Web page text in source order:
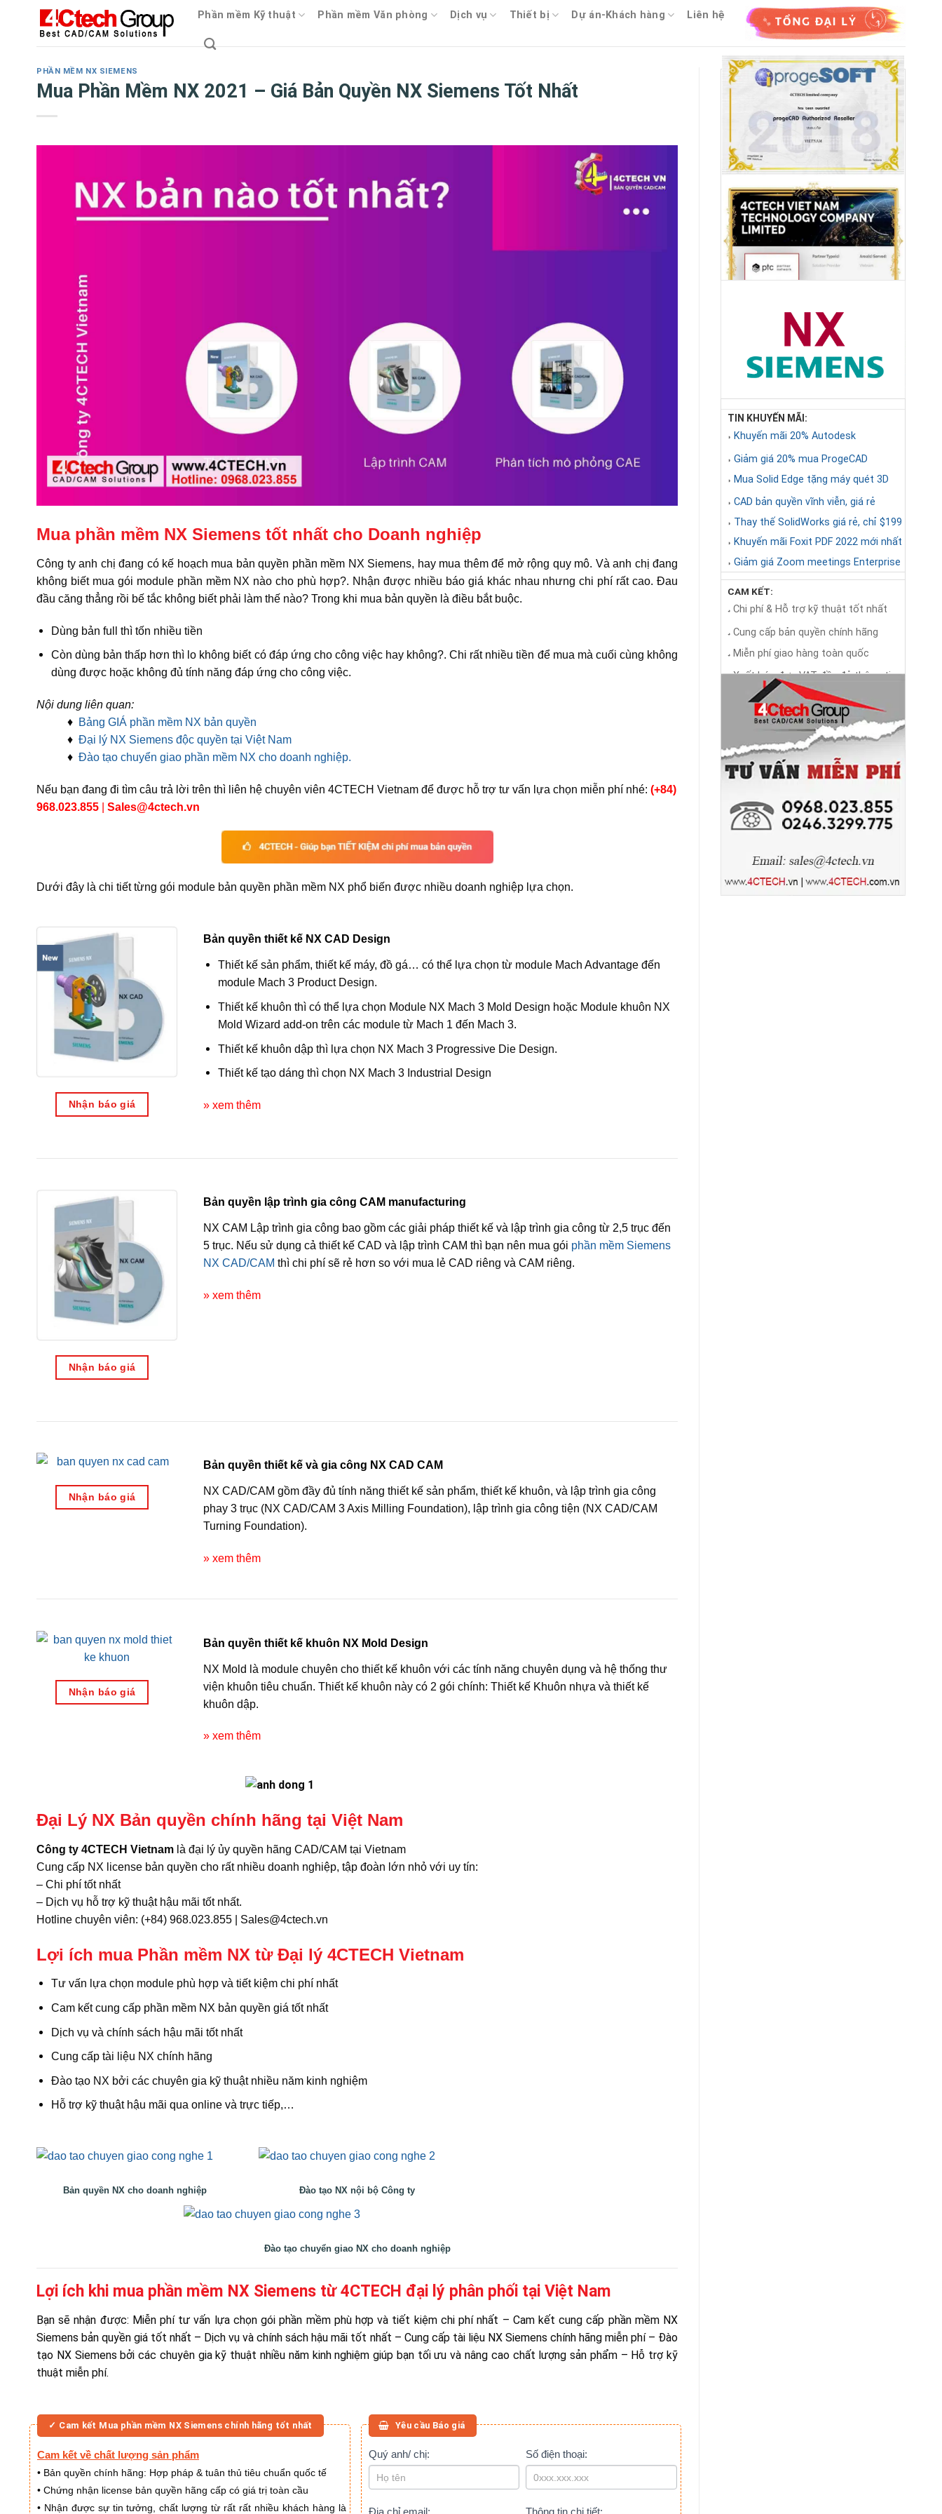
content
Phần mềm Kỹ thuật Phần mềm Văn phòng Dịch vụ Thiết bị Dự án-Khách hàng Liên hệ
PHẦN MỀM NX SIEMENS
Mua Phần Mềm NX 2021 – Giá Bản Quyền NX Siemens Tốt Nhất
Mua phần mềm NX Siemens tốt nhất cho Doanh nghiệp
Công ty anh chị đang có kế hoạch mua bản quyền phần mềm NX Siemens, hay mua thêm để mở rộng quy mô. Và anh chị đang
không biết mua gói module phần mềm NX nào cho phù hợp?. Nhận được nhiều báo giá khác nhau nhưng chi phí rất cao. Đau
đầu căng thẳng rồi bế tắc không biết phải làm thế nào? Trong khi mua bản quyền là điều bắt buộc.
Dùng bản full thì tốn nhiều tiền
Còn dùng bản thấp hơn thì lo không biết có đáp ứng cho công việc hay không?. Chi rất nhiều tiền để mua mà cuối cùng không
dùng được hoặc không đủ tính năng đáp ứng cho công việc.
Nội dung liên quan:
♦ Bảng GIÁ phần mềm NX bản quyền
♦ Đại lý NX Siemens độc quyền tại Việt Nam
♦ Đào tạo chuyển giao phần mềm NX cho doanh nghiệp.
Nếu bạn đang đi tìm câu trả lời trên thì liên hệ chuyên viên 4CTECH Vietnam để được hỗ trợ tư vấn lựa chọn miễn phí nhé: (+84)
968.023.855
Sales@4ctech.vn
Dưới đây là chi tiết từng gói module bản quyền phần mềm NX phổ biến được nhiều doanh nghiệp lựa chọn.
Nhận báo giá
Bản quyền thiết kế NX CAD Design
Thiết kế sản phẩm, thiết kế máy, đồ gá… có thể lựa chọn từ module Mach Advantage đến
module Mach 3 Product Design.
Thiết kế khuôn thì có thể lựa chọn Module NX Mach 3 Mold Design hoặc Module khuôn NX
Mold Wizard add-on trên các module từ Mach 1 đến Mach 3.
Thiết kế khuôn dập thì lựa chọn NX Mach 3 Progressive Die Design.
Thiết kế tạo dáng thì chọn NX Mach 3 Industrial Design
» xem thêm
Nhận báo giá
Bản quyền lập trình gia công CAM manufacturing
NX CAM Lập trình gia công bao gồm các giải pháp thiết kế và lập trình gia công từ 2,5 trục đến
5 trục. Nếu sử dụng cả thiết kế CAD và lập trình CAM thì bạn nên mua gói phần mềm Siemens
NX CAD/CAM thì chi phí sẽ rẻ hơn so với mua lẻ CAD riêng và CAM riêng.
» xem thêm
Nhận báo giá
Bản quyền thiết kế và gia công NX CAD CAM
NX CAD/CAM gồm đầy đủ tính năng thiết kế sản phẩm, thiết kế khuôn, và lập trình gia công
phay 3 trục (NX CAD/CAM 3 Axis Milling Foundation), lập trình gia công tiện (NX CAD/CAM
Turning Foundation).
» xem thêm
Nhận báo giá
Bản quyền thiết kế khuôn NX Mold Design
NX Mold là module chuyên cho thiết kế khuôn với các tính năng chuyên dụng và hệ thống thư
viện khuôn tiêu chuẩn. Thiết kế khuôn này có 2 gói chính: Thiết kế Khuôn nhựa và thiết kế
khuôn dập.
» xem thêm
Đại Lý NX Bản quyền chính hãng tại Việt Nam
Công ty 4CTECH Vietnam là đại lý ủy quyền hãng CAD/CAM tại Vietnam
Cung cấp NX license bản quyền cho rất nhiều doanh nghiệp, tập đoàn lớn nhỏ với uy tín:
– Chi phí tốt nhất
– Dịch vụ hỗ trợ kỹ thuật hậu mãi tốt nhất.
Hotline chuyên viên: (+84) 968.023.855 | Sales@4ctech.vn
Lợi ích mua Phần mềm NX từ Đại lý 4CTECH Vietnam
Tư vấn lựa chọn module phù hợp và tiết kiệm chi phí nhất
Cam kết cung cấp phần mềm NX bản quyền giá tốt nhất
Dịch vụ và chính sách hậu mãi tốt nhất
Cung cấp tài liệu NX chính hãng
Đào tạo NX bởi các chuyên gia kỹ thuật nhiều năm kinh nghiệm
Hỗ trợ kỹ thuật hậu mãi qua online và trực tiếp,…
Bản quyền NX cho doanh nghiệp Đào tạo NX nội bộ Công ty
Đào tạo chuyển giao NX cho doanh nghiệp
Lợi ích khi mua phần mềm NX Siemens từ 4CTECH đại lý phân phối tại Việt Nam
Bạn sẽ nhận được: Miễn phí tư vấn lựa chọn gói phần mềm phù hợp và tiết kiệm chi phí nhất – Cam kết cung cấp phần mềm NX
Siemens bản quyền giá tốt nhất – Dịch vụ và chính sách hậu mãi tốt nhất – Cung cấp tài liệu NX Siemens chính hãng miễn phí – Đào
tạo NX Siemens bởi các chuyên gia kỹ thuật nhiều năm kinh nghiệm giúp bạn tối ưu và nâng cao chất lượng sản phẩm – Hỗ trợ kỹ
thuật miễn phí.
✓ Cam kết Mua phần mềm NX Siemens chính hãng tốt nhất
Cam kết về chất lượng sản phẩm
• Bản quyền chính hãng: Hợp pháp & tuân thủ tiêu chuẩn quốc tế
• Chứng nhận license bản quyền hãng cấp có giá trị toàn cầu
• Nhận được sự tin tưởng, chất lượng từ rất rất nhiều khách hàng là
Yêu cầu Báo giá
BÁO
GIÁ
(CUỐI
BÀI
Quý anh/ chị: Số điện thoại:
If
you
are
TIN KHUYẾN MÃI:
◗ Khuyến mãi 20% Autodesk
◗ Giảm giá 20% mua ProgeCAD
◗ Mua Solid Edge tặng máy quét 3D
◗ CAD bản quyền vĩnh viễn, giá rẻ
◗ Thay thế SolidWorks giá rẻ, chỉ $199
◗ Khuyến mãi Foxit PDF 2022 mới nhất
◗ Giảm giá Zoom meetings Enterprise
CAM KẾT:
◕ Chi phí & Hỗ trợ kỹ thuật tốt nhất
◕ Cung cấp bản quyền chính hãng
◕ Miễn phí giao hàng toàn quốc
Xuất hóa đơn VAT đầy đủ thông tin